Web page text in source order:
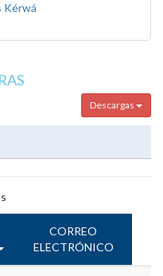
Kérwá
Descargas
CORREO
ELECTRÓNICO